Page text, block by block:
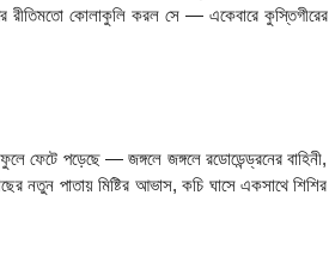
রীতিমতো কোলাকুলি করল সে — একেবারে কুস্তিগীরের
ফেটে পড়েছে — জঙ্গলে জঙ্গলে রডোডেন্ড্রনের বাহিনী,
নতুন পাতায় মিষ্টির আভাস, কচি ঘাসে একসাথে শিশির